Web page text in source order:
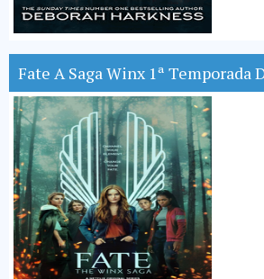
Fate A Saga Winx 1ª Temporada